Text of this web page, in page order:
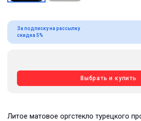
За подписку на рассылку
скидка 5%
Выбрать и купить
Литое матовое оргстекло турецкого